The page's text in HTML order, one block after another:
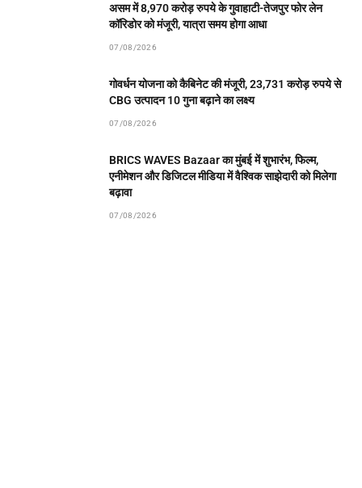
असम में 8,970 करोड़ रुपये के गुवाहाटी-तेजपुर फोर लेन
कॉरिडोर को मंजूरी, यात्रा समय होगा आधा
07/08/2026
गोवर्धन योजना को कैबिनेट की मंजूरी, 23,731 करोड़ रुपये से
CBG उत्पादन 10 गुना बढ़ाने का लक्ष्य
07/08/2026
BRICS WAVES Bazaar का मुंबई में शुभारंभ, फिल्म,
एनीमेशन और डिजिटल मीडिया में वैश्विक साझेदारी को मिलेगा
बढ़ावा
07/08/2026